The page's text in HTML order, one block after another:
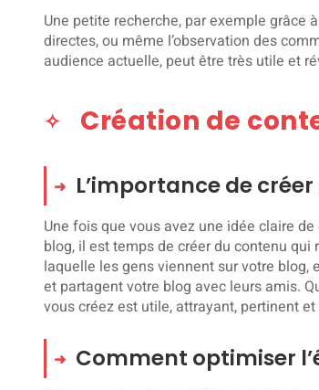
Une petite recherche, par exemple grâce
directes, ou même l’observation des
audience actuelle, peut être très utile et
Création de
L’importance de
Une fois que vous avez une idée claire
blog, il est temps de créer du contenu
laquelle les gens viennent sur votre blog,
et partagent votre blog avec leurs amis.
vous créez est utile, attrayant, pertinent
Comment optimiser